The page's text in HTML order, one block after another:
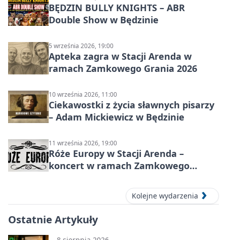
BĘDZIN BULLY KNIGHTS – ABR
Double Show w Będzinie
5 września 2026, 19:00
Apteka zagra w Stacji Arenda w
ramach Zamkowego Grania 2026
10 września 2026, 11:00
Ciekawostki z życia sławnych pisarzy
– Adam Mickiewicz w Będzinie
11 września 2026, 19:00
Róże Europy w Stacji Arenda –
koncert w ramach Zamkowego
Kolejne wydarzenia
Ostatnie Artykuły